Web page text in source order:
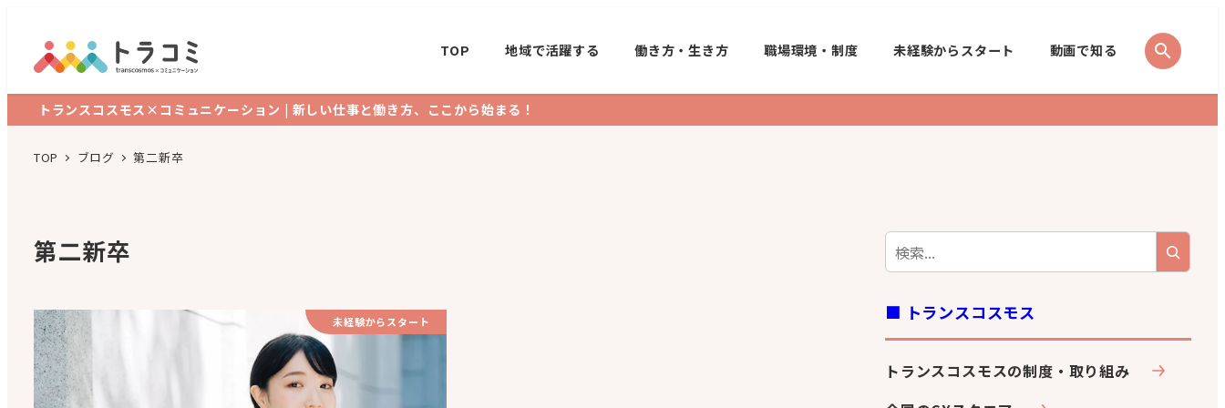
TOP 地域で活躍する 働き方・生き方 職場環境・制度 未経験からスタート 動画で知る search
トランスコスモス×コミュニケーション | 新しい仕事と働き方、ここから始まる！
TOP ブログ 第二新卒
第二新卒
未経験からスタート ■ トランスコスモス
トランスコスモスの制度・取り組み